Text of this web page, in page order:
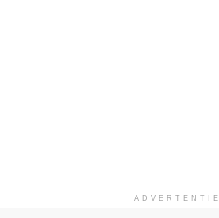
ADVERTENTIE